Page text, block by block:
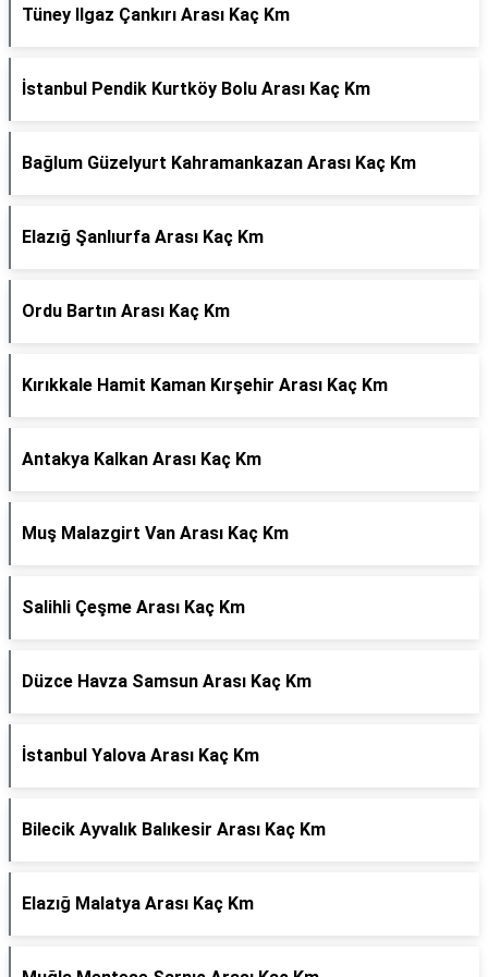
Tüney Ilgaz Çankırı Arası Kaç Km
İstanbul Pendik Kurtköy Bolu Arası Kaç Km
Bağlum Güzelyurt Kahramankazan Arası Kaç Km
Elazığ Şanlıurfa Arası Kaç Km
Ordu Bartın Arası Kaç Km
Kırıkkale Hamit Kaman Kırşehir Arası Kaç Km
Antakya Kalkan Arası Kaç Km
Muş Malazgirt Van Arası Kaç Km
Salihli Çeşme Arası Kaç Km
Düzce Havza Samsun Arası Kaç Km
İstanbul Yalova Arası Kaç Km
Bilecik Ayvalık Balıkesir Arası Kaç Km
Elazığ Malatya Arası Kaç Km